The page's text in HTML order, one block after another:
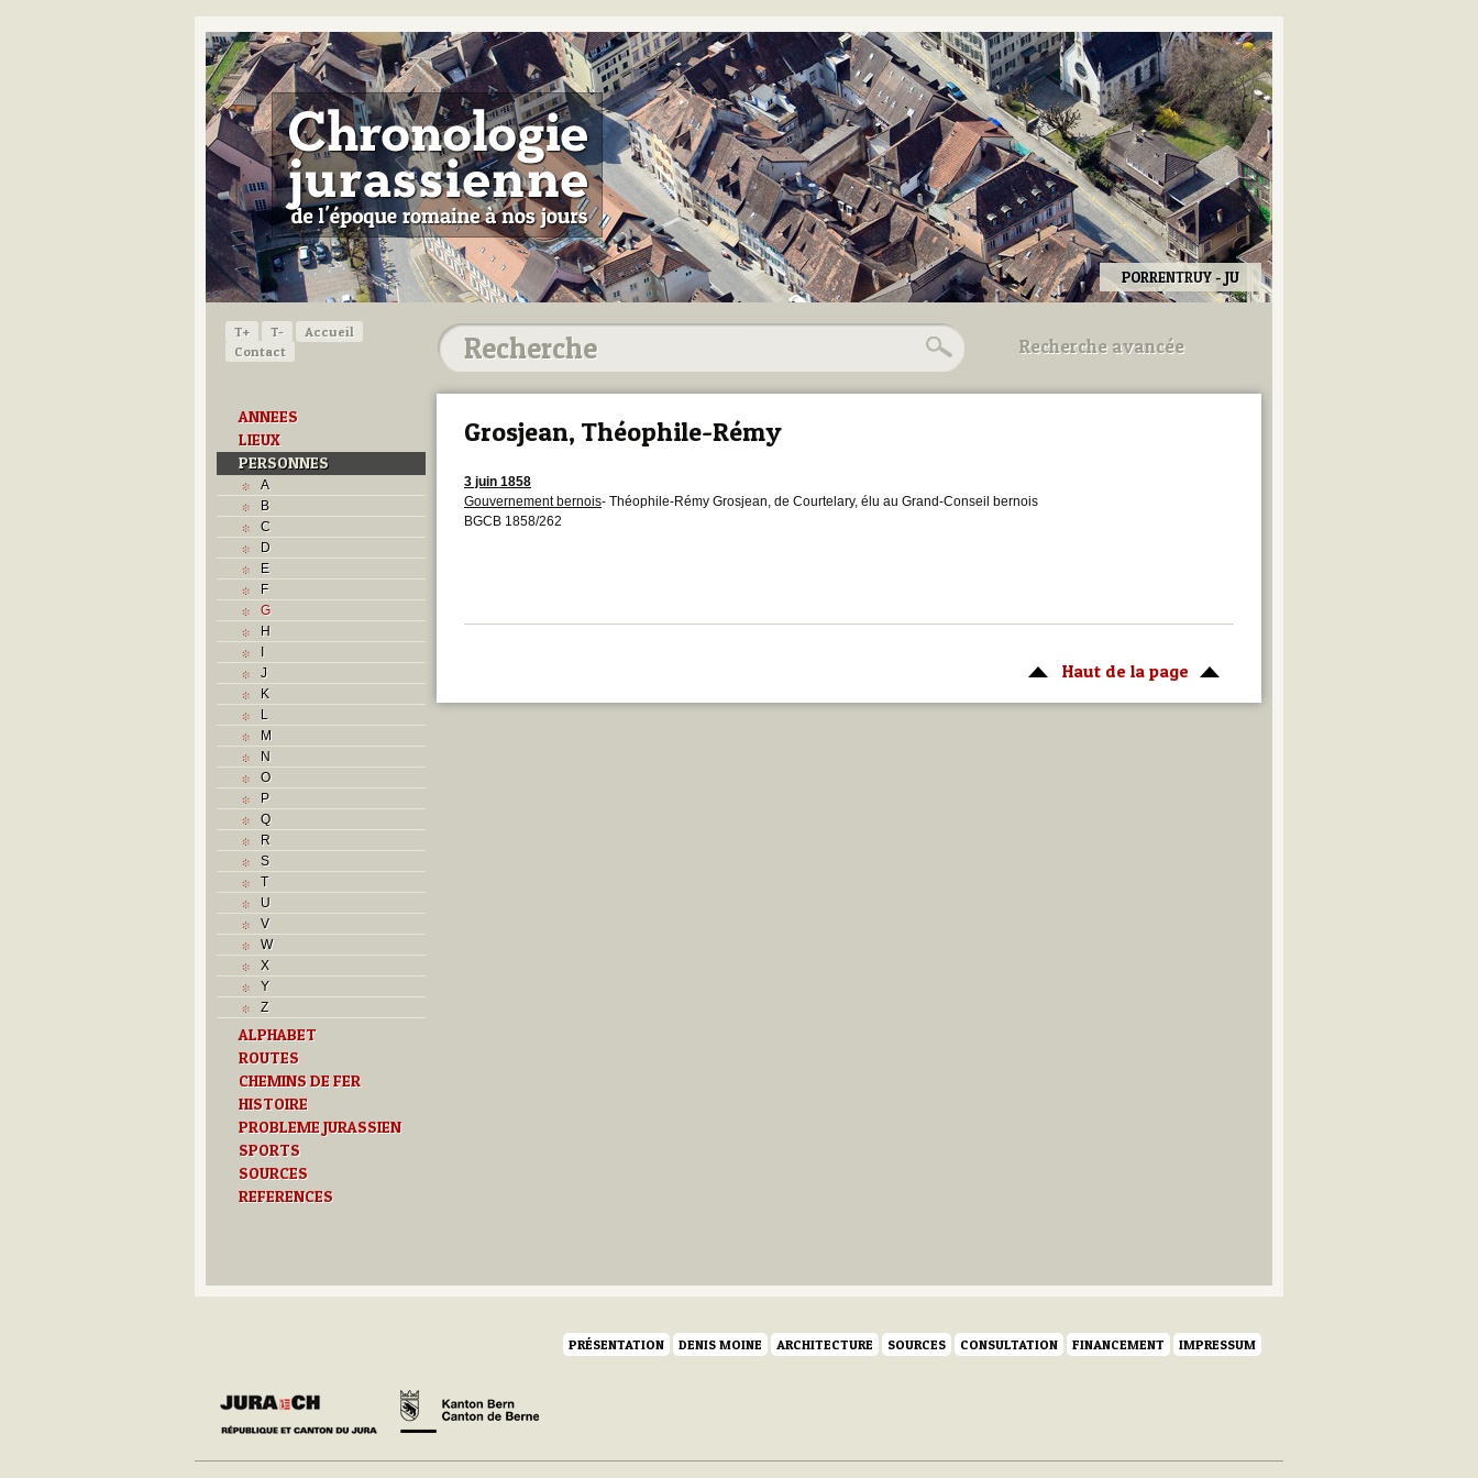
PORRENTRUY - JU
T+ T-
Accueil
Contact
ANNEES
LIEUX
PERSONNES
A
B
C
D
E
F
G
H
I
J
K
L
M
N
O
P
Q
R
S
T
U
V
W
X
Y
Z
ALPHABET
ROUTES
CHEMINS DE FER
HISTOIRE
PROBLEME JURASSIEN
SPORTS
SOURCES
REFERENCES
Recherche avancée
Utilisez les champs ci-dessous
Grosjean, Théophile-Rémy
3 juin 1858
Gouvernement bernois- Théophile-Rémy Grosjean, de Courtelary, élu au Grand-Conseil bernois
BGCB 1858/262
Haut de la page
PRÉSENTATION DENIS MOINE ARCHITECTURE SOURCES CONSULTATION FINANCEMENT IMPRESSUM